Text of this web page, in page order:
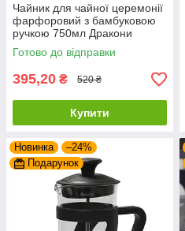
Чайник для чайної церемонії
фарфоровий з бамбуковою
ручкою 750мл Дракони
Готово до відправки
395,20 ₴ 520 ₴
Купити
Новинка
–24%
Подарунок